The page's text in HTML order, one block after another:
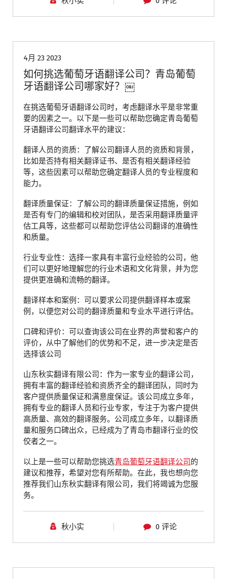
4月 23 2023
如何挑选葡萄牙语翻译公司？青岛葡萄
牙语翻译公司哪家好？￼
在挑选葡萄牙语翻译公司时，考虑翻译水平是非常重
要的因素之一。以下是一些可以帮助您确定青岛葡萄
牙语翻译公司翻译水平的建议：
翻译人员的资质：了解公司翻译人员的资质和背景，
比如是否持有相关翻译证书、是否有相关翻译经验
等，这些因素可以帮助您确定翻译人员的专业程度和
能力。
翻译质量保证：了解公司的翻译质量保证措施，例如
是否有专门的编辑和校对团队，是否采用翻译质量评
估工具等，这些都可以帮助您评估公司翻译的准确性
和质量。
行业专业性：选择一家具有丰富行业经验的公司，他
们可以更好地理解您的行业术语和文化背景，并为您
提供更准确和流畅的翻译。
翻译样本和案例：可以要求公司提供翻译样本或案
例，以便您对公司的翻译质量和专业水平进行评估。
口碑和评价：可以查询该公司在业界的声誉和客户的
评价，从中了解他们的优势和不足，进一步决定是否
选择该公司
山东秋实翻译有限公司：作为一家专业的翻译公司，
拥有丰富的翻译经验和资质齐全的翻译团队，同时为
客户提供质量保证和满意度保证。该公司成立多年，
拥有专业的翻译人员和行业专家，专注于为客户提供
高质量、高效的翻译服务。公司成立多年，以翻译质
量和服务口碑出众，已经成为了青岛市翻译行业的佼
佼者之一。
以上是一些可以帮助您挑选青岛葡萄牙语翻译公司的
建议和推荐，希望对您有所帮助。在此，我也想向您
推荐我们山东秋实翻译有限公司，我们将竭诚为您服
务。
秋小实 0 评论